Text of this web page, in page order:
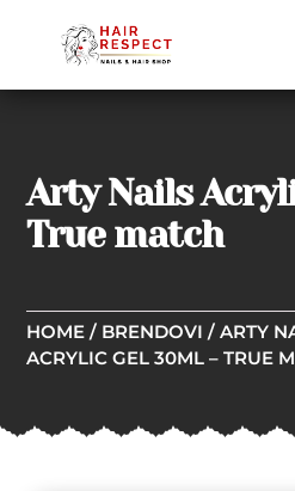
Arty Nails
True match
HOME / BRENDOVI /ARTY
ACRYLIC GEL 30ML – TRUE